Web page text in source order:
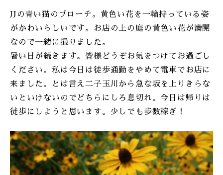
JJの青い猫のブローチ。黄色い花を一輪持っている姿
がかわいらしいです。お店の上の庭の黄色い花が満開
なので一緒に撮りました。
暑い日が続きます。皆様どうぞお気をつけてお過ごし
ください。私は今日は徒歩通勤をやめて電車でお店に
来ました。とは言え二子玉川から急な坂を上りきらな
いといけないのでどちらにしろ息切れ。今日は帰りは
徒歩にしようと思います。少しでも歩数稼ぎ！